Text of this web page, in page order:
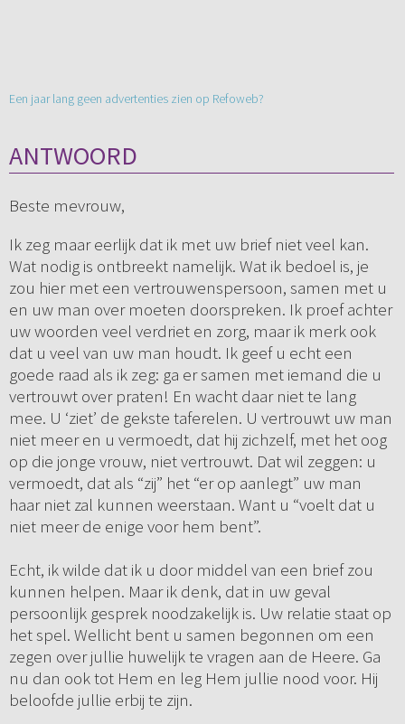
Een jaar lang geen advertenties zien op Refoweb?
ANTWOORD
Beste mevrouw,
Ik zeg maar eerlijk dat ik met uw brief niet veel kan.
Wat nodig is ontbreekt namelijk. Wat ik bedoel is, je
zou hier met een vertrouwenspersoon, samen met u
en uw man over moeten doorspreken. Ik proef achter
uw woorden veel verdriet en zorg, maar ik merk ook
dat u veel van uw man houdt. Ik geef u echt een
goede raad als ik zeg: ga er samen met iemand die u
vertrouwt over praten! En wacht daar niet te lang
mee. U ‘ziet’ de gekste taferelen. U vertrouwt uw man
niet meer en u vermoedt, dat hij zichzelf, met het oog
op die jonge vrouw, niet vertrouwt. Dat wil zeggen: u
vermoedt, dat als “zij” het “er op aanlegt” uw man
haar niet zal kunnen weerstaan. Want u “voelt dat u
niet meer de enige voor hem bent”.
Echt, ik wilde dat ik u door middel van een brief zou
kunnen helpen. Maar ik denk, dat in uw geval
persoonlijk gesprek noodzakelijk is. Uw relatie staat op
het spel. Wellicht bent u samen begonnen om een
zegen over jullie huwelijk te vragen aan de Heere. Ga
nu dan ook tot Hem en leg Hem jullie nood voor. Hij
beloofde jullie erbij te zijn.